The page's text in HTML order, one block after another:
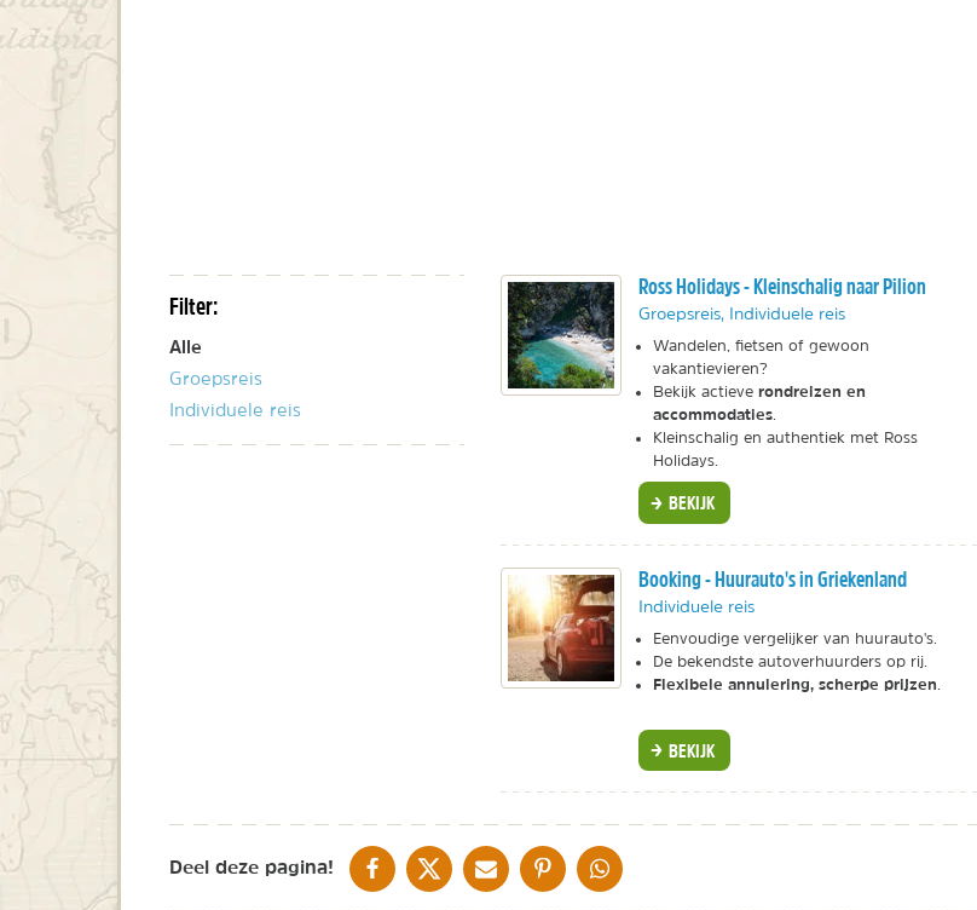
Filter:
Alle
Groepsreis
Individuele reis
Ross Holidays - Kleinschalig naar Pilion
Groepsreis, Individuele reis
Wandelen, fietsen of gewoon
vakantievieren?
Bekijk actieve rondreizen en
accommodaties.
Kleinschalig en authentiek met Ross
Holidays.
BEKIJK
Booking - Huurauto's in Griekenland
Individuele reis
Eenvoudige vergelijker van huurauto's.
De bekendste autoverhuurders op rij.
Flexibele annulering, scherpe prijzen
BEKIJK
Deel deze pagina! DELEN OP FACEBOOK
DELEN OP XDELEN VIA DE MAIL
DELEN OP PINTEREST
DELEN OP WHATSAPP